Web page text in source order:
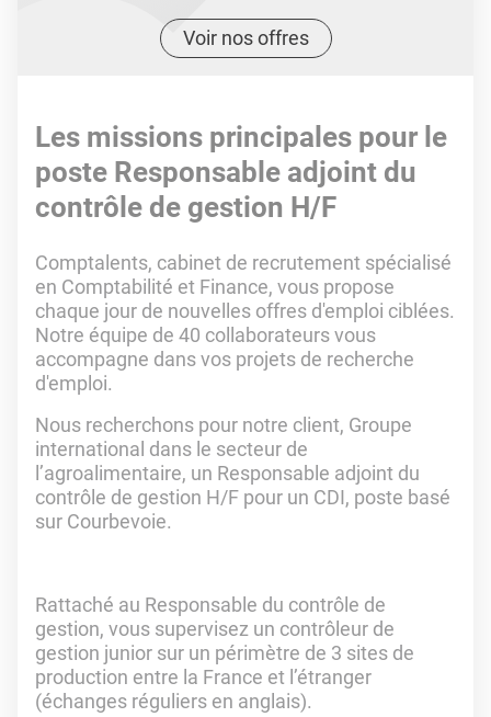
Voir nos offres
Les missions principales pour le
poste Responsable adjoint du
contrôle de gestion H/F
Comptalents, cabinet de recrutement spécialisé
en Comptabilité et Finance, vous propose
chaque jour de nouvelles offres d'emploi ciblées.
Notre équipe de 40 collaborateurs vous
accompagne dans vos projets de recherche
d'emploi.
Nous recherchons pour notre client, Groupe
international dans le secteur de
l’agroalimentaire, un Responsable adjoint du
contrôle de gestion H/F pour un CDI, poste basé
sur Courbevoie.
Rattaché au Responsable du contrôle de
gestion, vous supervisez un contrôleur de
gestion junior sur un périmètre de 3 sites de
production entre la France et l’étranger
(échanges réguliers en anglais).